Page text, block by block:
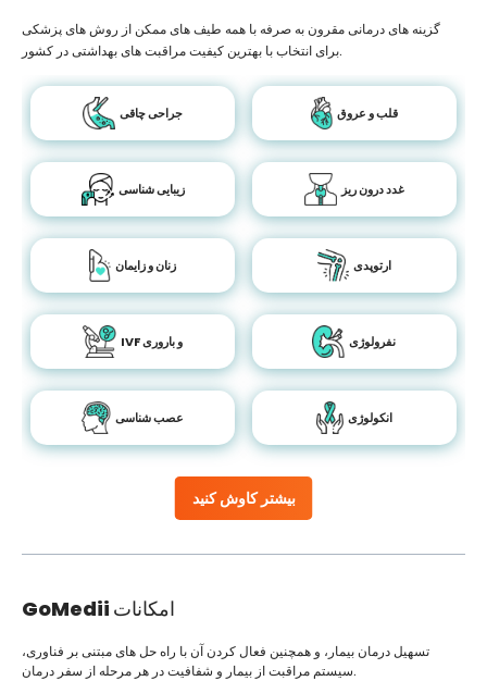
بیشتر کاوش کنید
گزینه های درمانی مقرون به صرفه با همه طیف های ممکن از روش های پزشکی
برای انتخاب با بهترین کیفیت مراقبت های بهداشتی در کشور.
جراحی چاقی قلب و عروق
زیبایی شناسی غدد درون ریز
زنان و زایمان ارتوپدی
IVF و باروری نفرولوژی
عصب شناسی انکولوژی
GoMedii امکانات
تسهیل درمان بیمار، و همچنین فعال کردن آن با راه حل های مبتنی بر فناوری،
سیستم مراقبت از بیمار و شفافیت در هر مرحله از سفر درمان.